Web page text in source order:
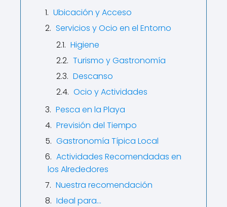
Ubicación y Acceso
Servicios y Ocio en el Entorno
Higiene
Turismo y Gastronomía
Descanso
Ocio y Actividades
Pesca en la Playa
Previsión del Tiempo
Gastronomía Típica Local
Actividades Recomendadas en
los Alrededores
Nuestra recomendación
Ideal para...